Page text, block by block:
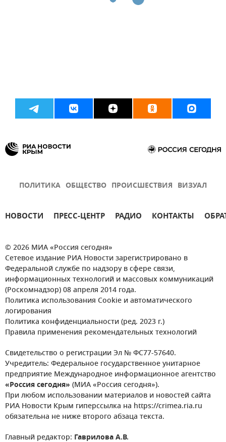
ПОЛИТИКА ОБЩЕСТВО ПРОИСШЕСТВИЯ ВИЗУАЛ
НОВОСТИ ПРЕСС-ЦЕНТР РАДИО КОНТАКТЫ
© 2026 МИА «Россия сегодня»
Сетевое издание РИА Новости зарегистрировано в
Федеральной службе по надзору в сфере связи,
информационных технологий и массовых коммуникаций
(Роскомнадзор) 08 апреля 2014 года.
Политика использования Cookie и автоматического
логирования
Политика конфиденциальности (ред. 2023 г.)
Правила применения рекомендательных технологий
Свидетельство о регистрации Эл № ФС77-57640.
Учредитель: Федеральное государственное унитарное
предприятие Международное информационное агентство
«Россия сегодня» (МИА «Россия сегодня»).
При любом использовании материалов и новостей сайта
РИА Новости Крым гиперссылка на https://crimea.ria.ru
обязательна не ниже второго абзаца текста.
Главный редактор: Гаврилова А.В.